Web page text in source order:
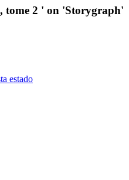
tome 2 ' on 'Storygraph'
estado